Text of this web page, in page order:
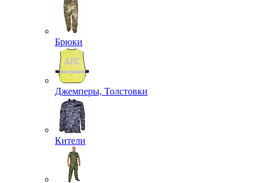
Брюки
Джемперы, Толстовки
Кители